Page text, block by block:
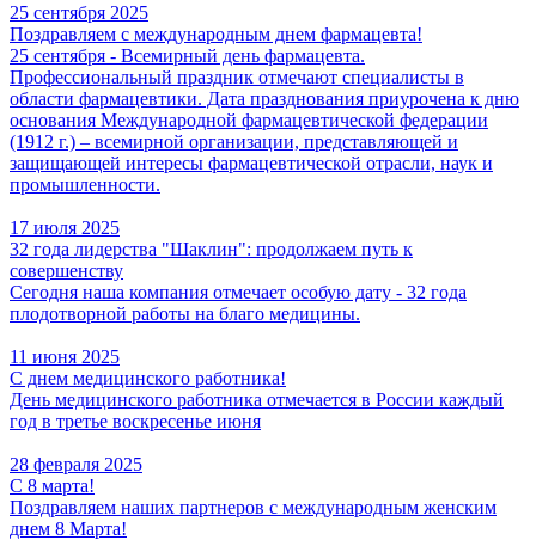
25 сентября 2025
Поздравляем с международным днем фармацевта!
25 сентября - Всемирный день фармацевта.
Профессиональный праздник отмечают специалисты в
области фармацевтики. Дата празднования приурочена к дню
основания Международной фармацевтической федерации
(1912 г.) – всемирной организации, представляющей и
защищающей интересы фармацевтической отрасли, наук и
промышленности.
17 июля 2025
32 года лидерства "Шаклин": продолжаем путь к
совершенству
Сегодня наша компания отмечает особую дату - 32 года
плодотворной работы на благо медицины.
11 июня 2025
С днем медицинского работника!
День медицинского работника отмечается в России каждый
год в третье воскресенье июня
28 февраля 2025
С 8 марта!
Поздравляем наших партнеров с международным женским
днем 8 Марта!